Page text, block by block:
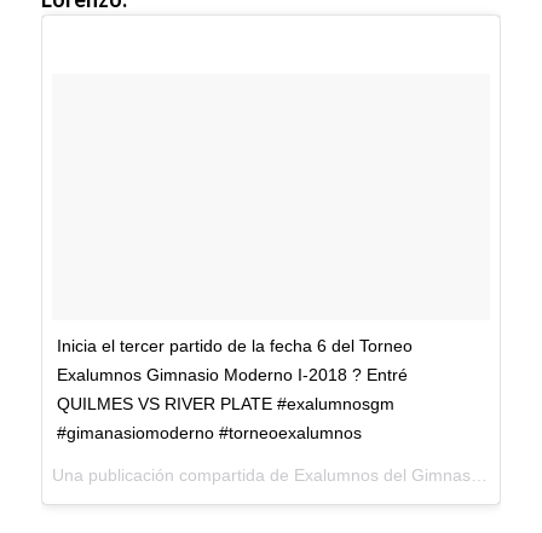
Inicia el tercer partido de la fecha 6 del Torneo
Exalumnos Gimnasio Moderno I-2018 ? Entré
QUILMES VS RIVER PLATE #exalumnosgm
#gimanasiomoderno #torneoexalumnos
Una publicación compartida de Exalumnos del Gimnasio Moderno